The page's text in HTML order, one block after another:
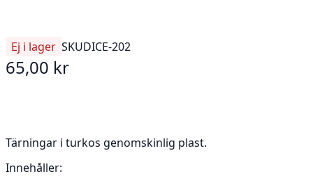
Ej i lager SKUDICE-202
65,00 kr
Tärningar i turkos genomskinlig plast.
Innehåller: